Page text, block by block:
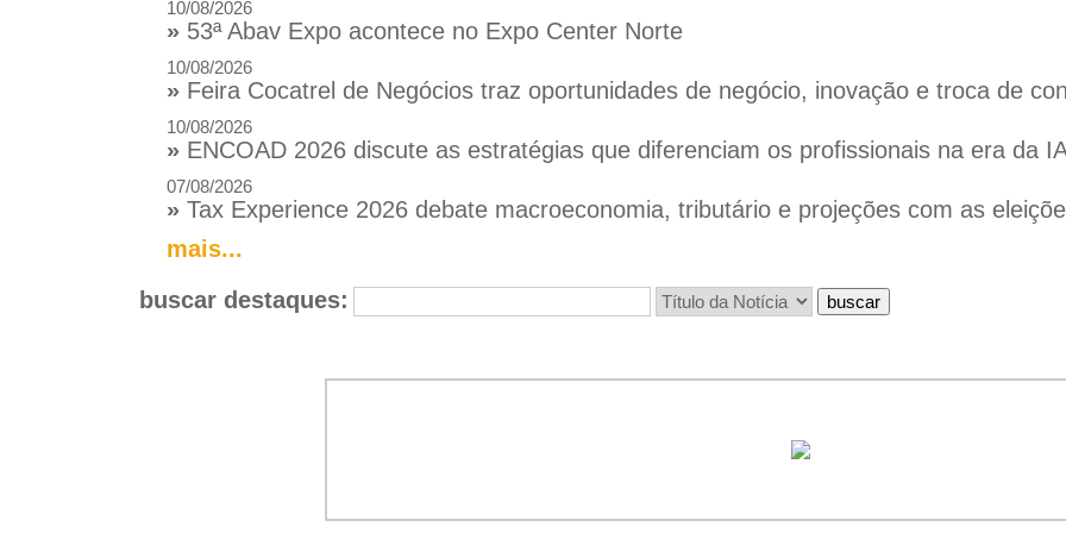
10/08/2026
» 53ª Abav Expo acontece no Expo Center Norte
10/08/2026
» Feira Cocatrel de Negócios traz oportunidades de negócio, inovação e troca de
10/08/2026
» ENCOAD 2026 discute as estratégias que diferenciam os profissionais na era da
07/08/2026
» Tax Experience 2026 debate macroeconomia, tributário e projeções com as
mais...
buscar destaques: